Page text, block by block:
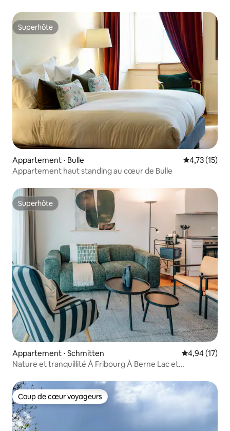
Superhôte
Superhôte
Appartement ⋅ Bulle Évaluation
4,73 (15)
Appartement haut standing au cœur de Bulle
Superhôte
Superhôte
Appartement ⋅ Schmitten Évaluation
4,94 (17)
Nature et tranquillité À Fribourg À Berne Lac et
Coup de cœur voyageurs
Coup de cœur voyageurs